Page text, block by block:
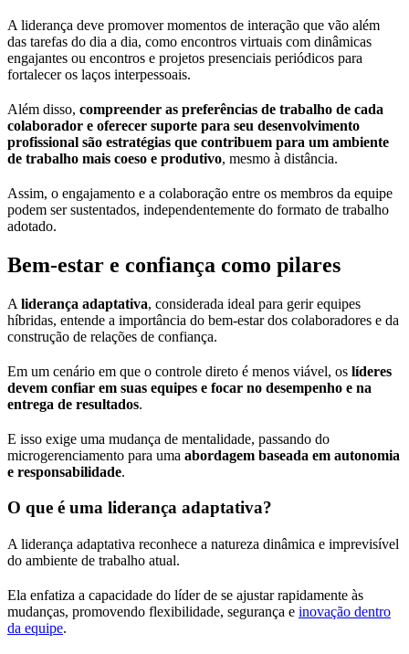
A liderança deve promover momentos de interação que vão além
das tarefas do dia a dia, como encontros virtuais com dinâmicas
engajantes ou encontros e projetos presenciais periódicos para
fortalecer os laços interpessoais.
Além disso, compreender as preferências de trabalho de cada
colaborador e oferecer suporte para seu desenvolvimento
profissional são estratégias que contribuem para um ambiente
de trabalho mais coeso e produtivo, mesmo à distância.
Assim, o engajamento e a colaboração entre os membros da equipe
podem ser sustentados, independentemente do formato de trabalho
adotado.
Bem-estar e confiança como pilares
A liderança adaptativa, considerada ideal para gerir equipes
híbridas, entende a importância do bem-estar dos colaboradores e da
construção de relações de confiança.
Em um cenário em que o controle direto é menos viável, os líderes
devem confiar em suas equipes e focar no desempenho e na
entrega de resultados.
E isso exige uma mudança de mentalidade, passando do
microgerenciamento para uma abordagem baseada em autonomia
e responsabilidade.
O que é uma liderança adaptativa?
A liderança adaptativa reconhece a natureza dinâmica e imprevisível
do ambiente de trabalho atual.
Ela enfatiza a capacidade do líder de se ajustar rapidamente às
mudanças, promovendo flexibilidade, segurança e inovação dentro
da equipe.